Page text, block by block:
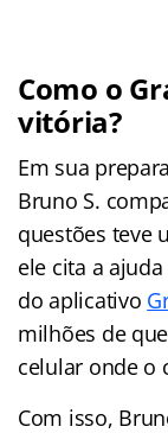
Como o
vitória?
Em sua
Bruno S.
questões teve
ele cita a
do aplicativo
milhões de
celular onde o
Com isso,